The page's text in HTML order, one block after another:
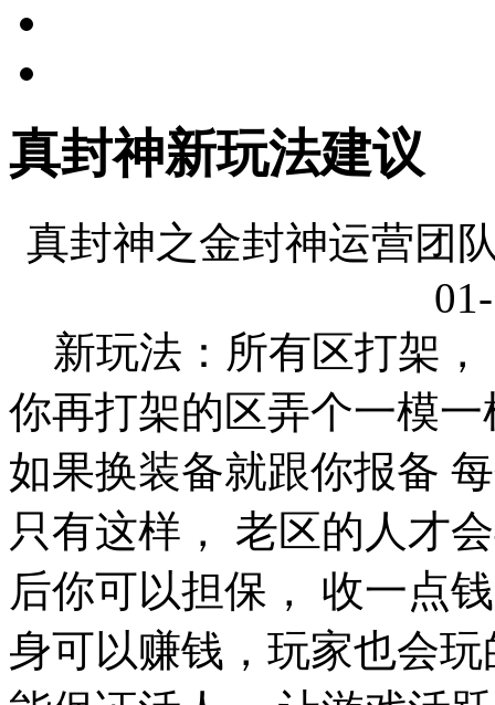
真封神新玩法建议
真封神之金封神运营团
新玩法：所有区打架，
你再打架的区弄个一模
如果换装备就跟你报备
只有这样， 老区的人才
后你可以担保， 收一点
身可以赚钱，玩家也会